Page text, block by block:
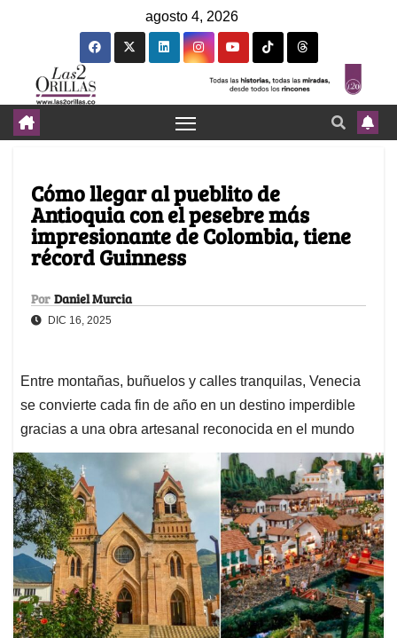
agosto 4, 2026
Cómo llegar al pueblito de
Antioquia con el pesebre más
impresionante de Colombia, tiene
récord Guinness
Por Daniel Murcia
DIC 16, 2025
Entre montañas, buñuelos y calles tranquilas, Venecia
se convierte cada fin de año en un destino imperdible
gracias a una obra artesanal reconocida en el mundo